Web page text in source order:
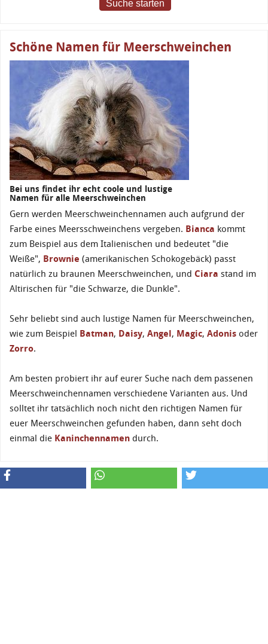
Suche starten
Schöne Namen für Meerschweinchen
Bei uns findet ihr echt coole und lustige
Namen für alle Meerschweinchen
Gern werden Meerschweinchennamen auch aufgrund der
Farbe eines Meersschweinchens vergeben. Bianca kommt
zum Beispiel aus dem Italienischen und bedeutet "die
Weiße", Brownie (amerikanischen Schokogebäck) passt
natürlich zu braunen Meerschweinchen, und Ciara stand im
Altirischen für "die Schwarze, die Dunkle".
Sehr beliebt sind auch lustige Namen für Meerschweinchen,
wie zum Beispiel Batman, Daisy, Angel, Magic, Adonis oder
Zorro.
Am besten probiert ihr auf eurer Suche nach dem passenen
Meerschweinchennamen verschiedene Varianten aus. Und
solltet ihr tatsächlich noch nicht den richtigen Namen für
euer Meerschweinchen gefunden haben, dann seht doch
einmal die Kaninchennamen durch.